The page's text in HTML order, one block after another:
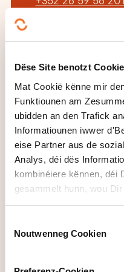
Dëse Site benotzt
Mat Cookië kënne mir
Funktiounen am
ubidden an den Trafick
Informatiounen iwwer
eise Partner aus de
Analys, déi dës
kombinéiere kënnen, déi
gesammelt hunn, wou
Noutwenneg Cookien
Méi iwwer
Institut de
DËS
IECH